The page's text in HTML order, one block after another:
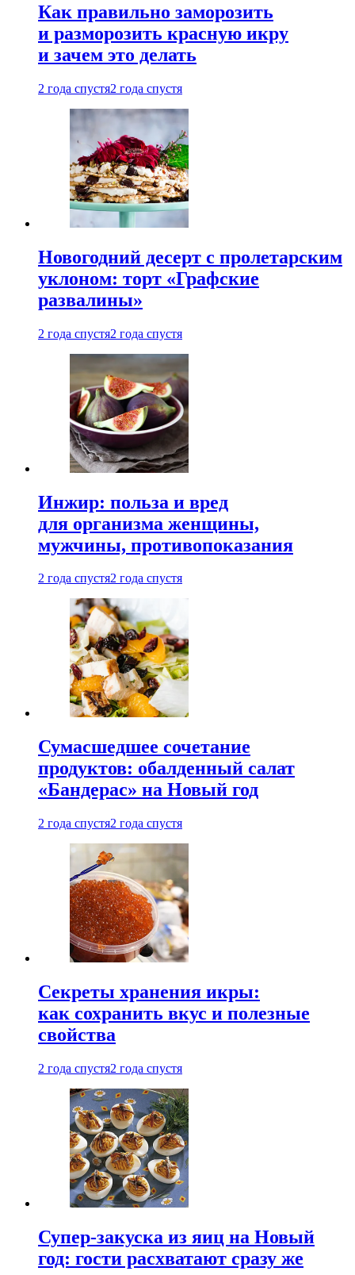
Как правильно заморозить
и разморозить красную икру
и зачем это делать
2 года спустя2 года спустя
Новогодний десерт с пролетарским
уклоном: торт «Графские
развалины»
2 года спустя2 года спустя
Инжир: польза и вред
для организма женщины,
мужчины, противопоказания
2 года спустя2 года спустя
Сумасшедшее сочетание
продуктов: обалденный салат
«Бандерас» на Новый год
2 года спустя2 года спустя
Секреты хранения икры:
как сохранить вкус и полезные
свойства
2 года спустя2 года спустя
Супер-закуска из яиц на Новый
год: гости расхватают сразу же